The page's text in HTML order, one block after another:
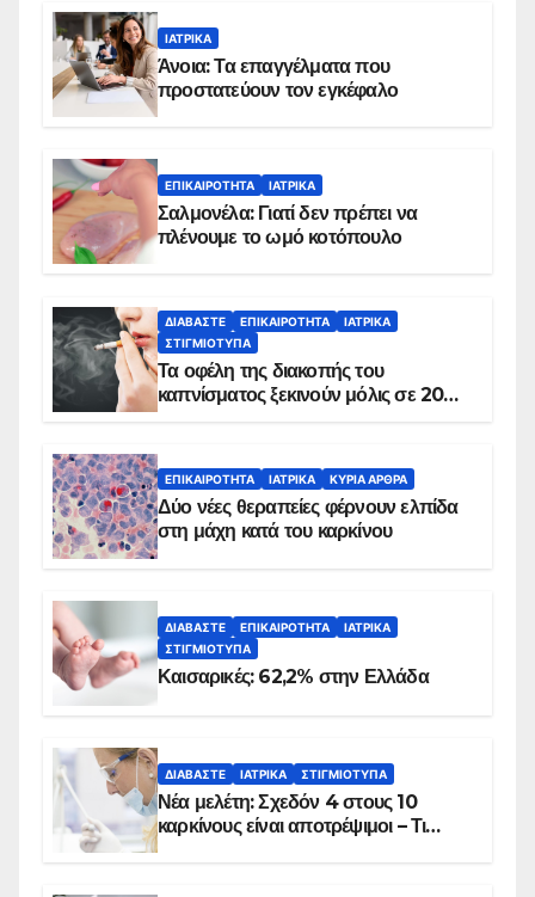
ΙΑΤΡΙΚΆ
Άνοια: Τα επαγγέλματα που
προστατεύουν τον εγκέφαλο
ΕΠΙΚΑΙΡΌΤΗΤΑ ΙΑΤΡΙΚΆ
Σαλμονέλα: Γιατί δεν πρέπει να
πλένουμε το ωμό κοτόπουλο
ΔΙΑΒΆΣΤΕ ΕΠΙΚΑΙΡΌΤΗΤΑ
ΙΑΤΡΙΚΆ
ΣΤΙΓΜΙΌΤΥΠΑ
Τα οφέλη της διακοπής του
καπνίσματος ξεκινούν μόλις σε 20
ΕΠΙΚΑΙΡΌΤΗΤΑ ΙΑΤΡΙΚΆ ΚΥΡΙΑ ΑΡΘΡΑ
Δύο νέες θεραπείες φέρνουν ελπίδα
στη μάχη κατά του καρκίνου
ΔΙΑΒΆΣΤΕ ΕΠΙΚΑΙΡΌΤΗΤΑ
ΙΑΤΡΙΚΆ
ΣΤΙΓΜΙΌΤΥΠΑ
Καισαρικές: 62,2% στην Ελλάδα
ΔΙΑΒΆΣΤΕ ΙΑΤΡΙΚΆ ΣΤΙΓΜΙΌΤΥΠΑ
Νέα μελέτη: Σχεδόν 4 στους 10
καρκίνους είναι αποτρέψιμοι – Τι